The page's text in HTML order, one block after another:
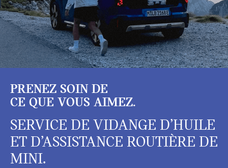
PRENEZ SOIN DE
CE QUE VOUS AIMEZ.
SERVICE DE VIDANGE D’HUILE
ET D’ASSISTANCE ROUTIÈRE DE
MINI.